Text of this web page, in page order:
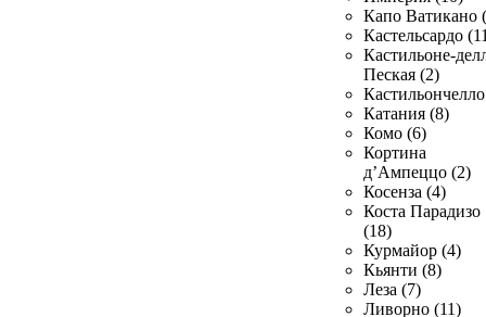
Капо Ватикано
Кастельсардо
Кастильоне-
Пеская (2)
Катания (8)
Комо (6)
Кортина
д’Ампеццо (2)
Косенза (4)
Коста Парадизо
(18)
Курмайор (4)
Кьянти (8)
Леза (7)
Ливорно (11)